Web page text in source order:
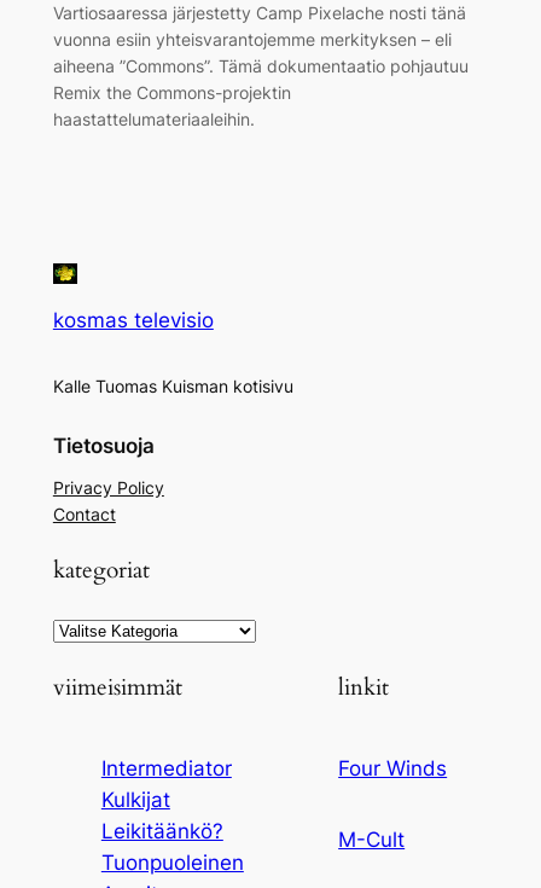
Vartiosaaressa järjestetty Camp Pixelache nosti tänä
vuonna esiin yhteisvarantojemme merkityksen – eli
aiheena ”Commons”. Tämä dokumentaatio pohjautuu
Remix the Commons-projektin
haastattelumateriaaleihin.
kosmas televisio
Kalle Tuomas Kuisman kotisivu
Tietosuoja
Privacy Policy
Contact
kategoriat
Kategoriat
viimeisimmät
Intermediator
Kulkijat
Leikitäänkö?
Tuonpuoleinen
linkit
Four Winds
M-Cult